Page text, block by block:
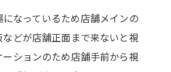
になっているため店舗メインの
などが店舗正面まで来ないと視
ションのため店舗手前から視